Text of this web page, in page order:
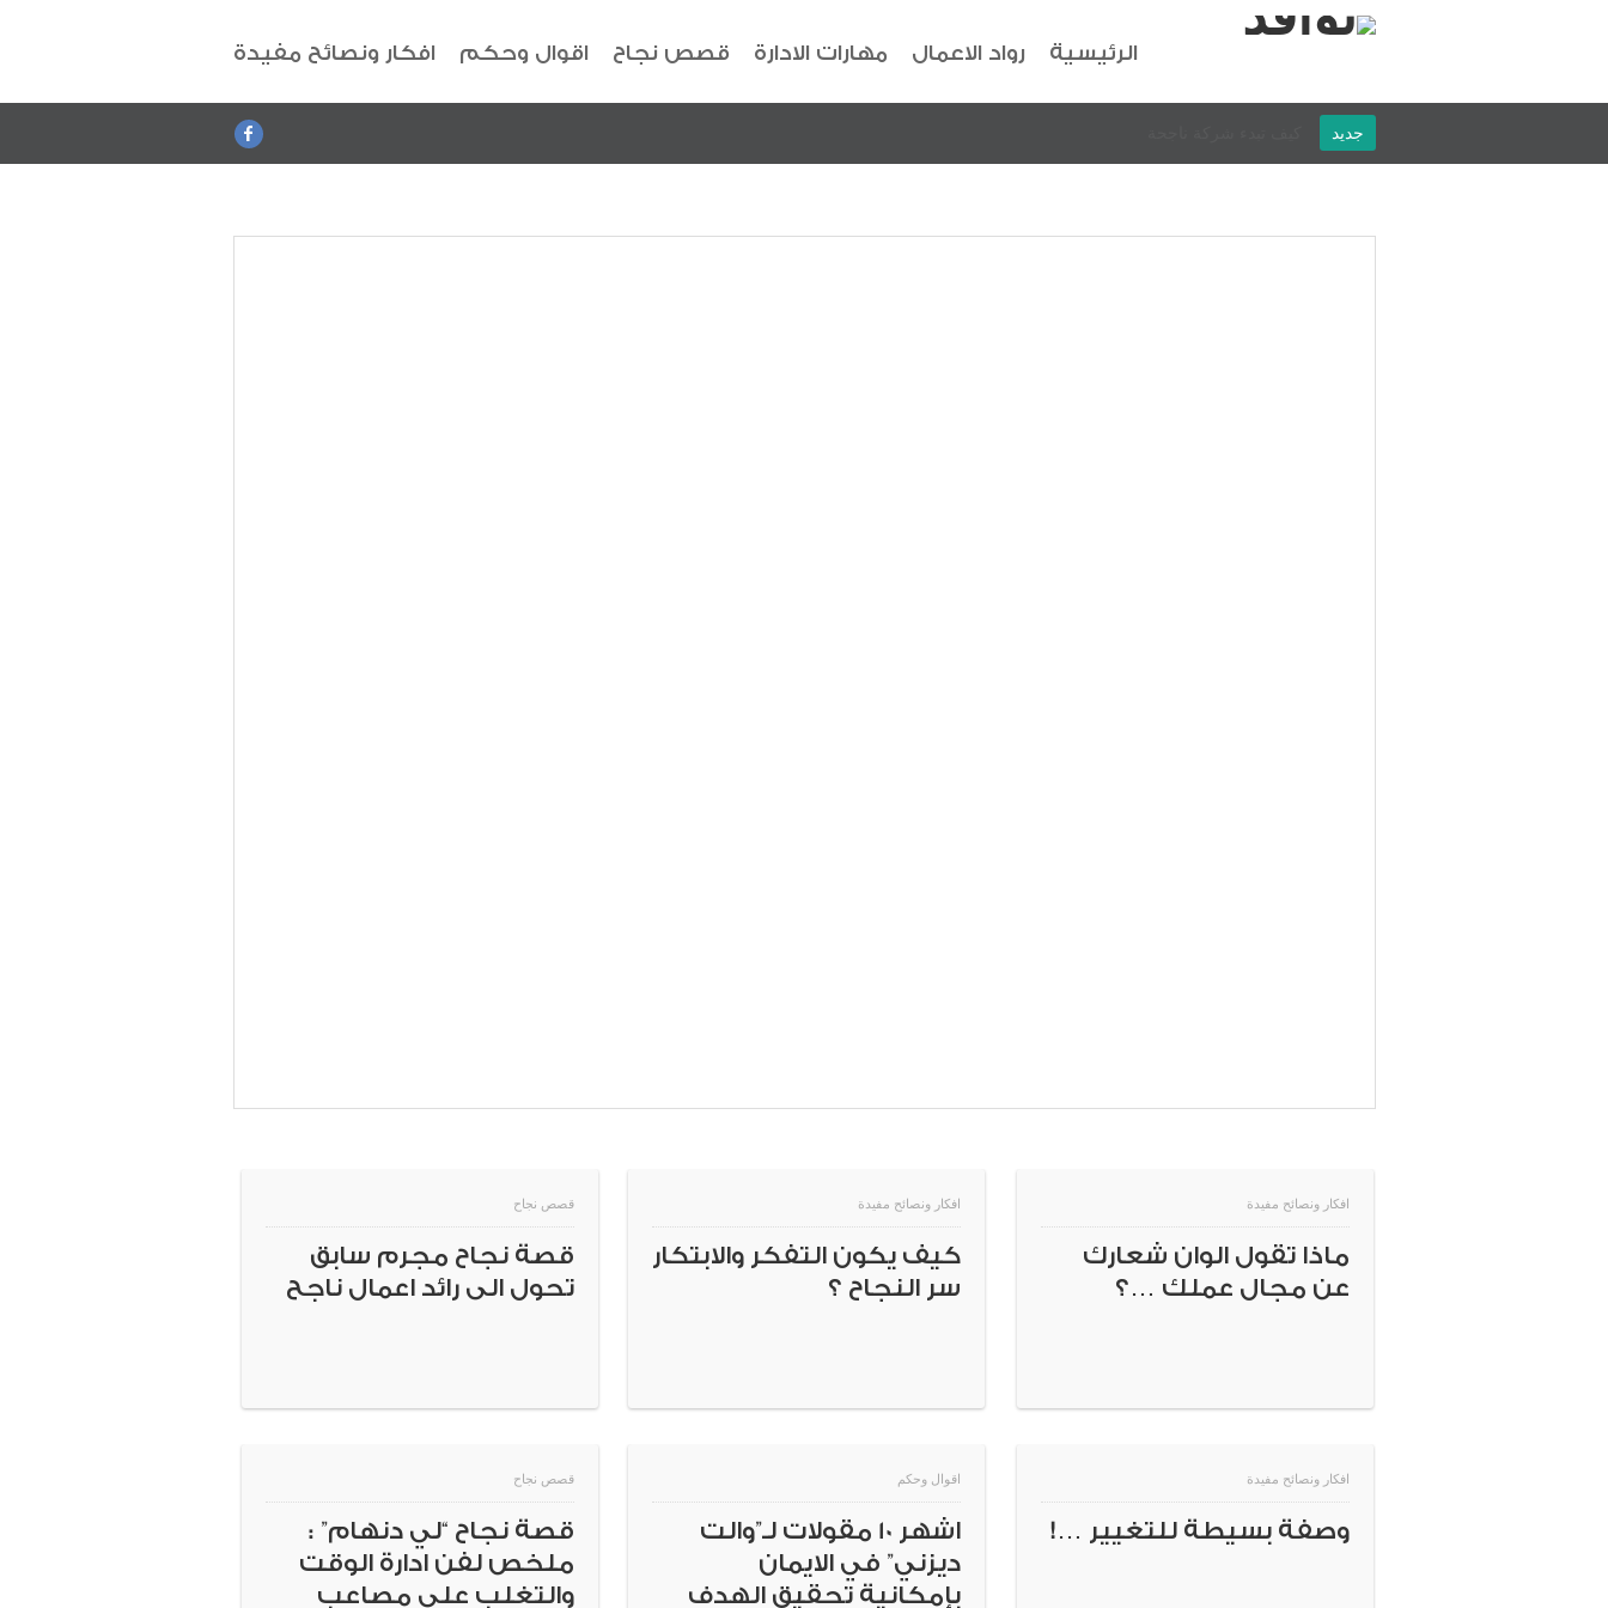
الرئيسية رواد الاعمال مهارات الادارة قصص نجاح اقوال وحكم افكار ونصائح مفيدة
جديد
افكار ونصائح مفيدة
ماذا تقول الوان شعارك
عن مجال عملك …؟
افكار ونصائح مفيدة
كيف يكون التفكر والابتكار
سر النجاح ؟
قصص نجاح
قصة نجاح مجرم سابق
تحول الى رائد اعمال ناجح
افكار ونصائح مفيدة
وصفة بسيطة للتغيير …!
اقوال وحكم
اشهر 10 مقولات لـ”والت
ديزني” في الايمان
بإمكانية تحقيق الهدف
قصص نجاح
قصة نجاح “لي دنهام” :
ملخص لفن ادارة الوقت
والتغلب على مصاعب